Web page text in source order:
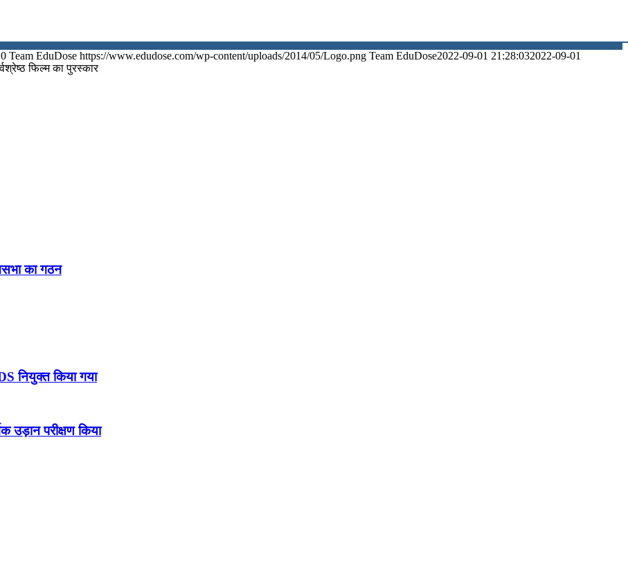
0 Team EduDose https://www.edudose.com/wp-content/uploads/2014/05/Logo.png Team EduDose2022-09-01 21:28:032022-09-01
फिल्म का पुरस्कार
का गठन
नियुक्त किया गया
परीक्षण किया